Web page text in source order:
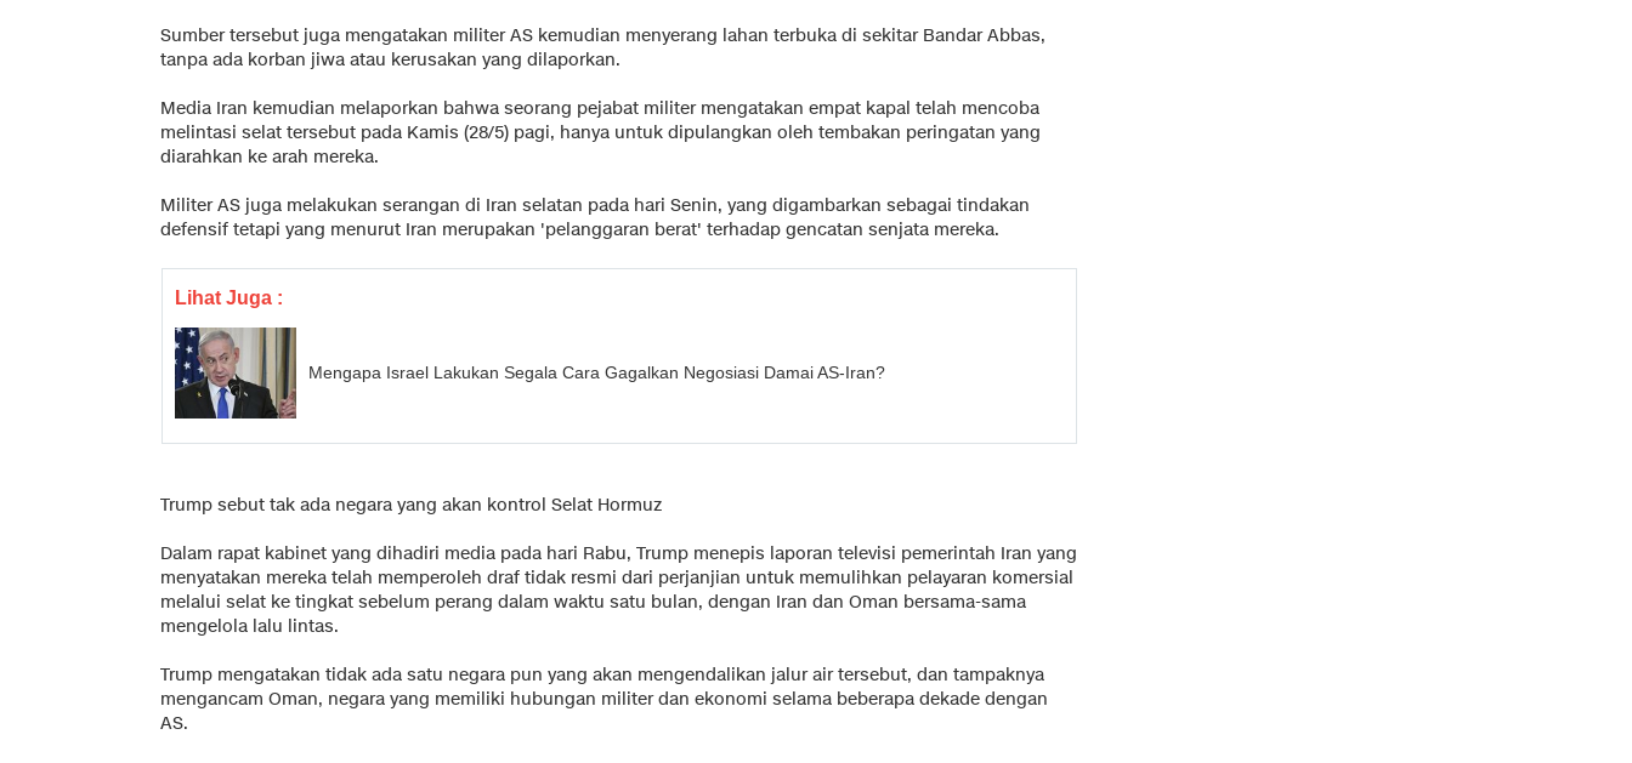
Sumber tersebut juga mengatakan militer AS kemudian menyerang lahan terbuka di sekitar Bandar Abbas,
tanpa ada korban jiwa atau kerusakan yang dilaporkan.
Media Iran kemudian melaporkan bahwa seorang pejabat militer mengatakan empat kapal telah mencoba
melintasi selat tersebut pada Kamis (28/5) pagi, hanya untuk dipulangkan oleh tembakan peringatan yang
diarahkan ke arah mereka.
Militer AS juga melakukan serangan di Iran selatan pada hari Senin, yang digambarkan sebagai tindakan
defensif tetapi yang menurut Iran merupakan 'pelanggaran berat' terhadap gencatan senjata mereka.
Lihat Juga :
Mengapa Israel Lakukan Segala Cara Gagalkan Negosiasi Damai AS-Iran?
Trump sebut tak ada negara yang akan kontrol Selat Hormuz
Dalam rapat kabinet yang dihadiri media pada hari Rabu, Trump menepis laporan televisi pemerintah Iran yang
menyatakan mereka telah memperoleh draf tidak resmi dari perjanjian untuk memulihkan pelayaran komersial
melalui selat ke tingkat sebelum perang dalam waktu satu bulan, dengan Iran dan Oman bersama-sama
mengelola lalu lintas.
Trump mengatakan tidak ada satu negara pun yang akan mengendalikan jalur air tersebut, dan tampaknya
mengancam Oman, negara yang memiliki hubungan militer dan ekonomi selama beberapa dekade dengan
AS.